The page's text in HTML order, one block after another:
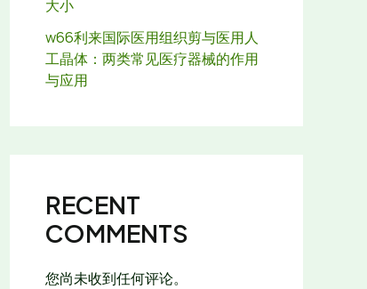
大小
w66利来国际医用组织剪与医用人
工晶体：两类常见医疗器械的作用
与应用
RECENT
COMMENTS
您尚未收到任何评论。